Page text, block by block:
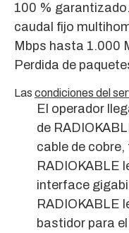
100 % garantizado.
caudal fijo
Mbps hasta 1.000
Perdida de
Las condiciones del
El operador
de
cable de cobre,
RADIOKABLE
interface
RADIOKABLE
bastidor para